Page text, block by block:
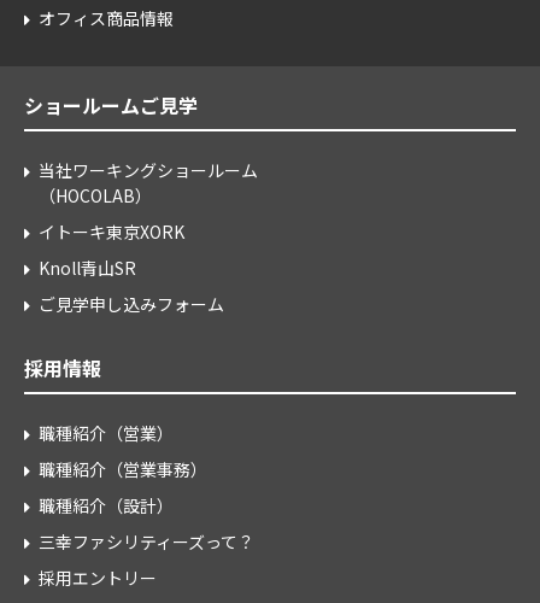
オフィス商品情報
ショールームご見学
当社ワーキングショールーム
（HOCOLAB）
イトーキ東京XORK
Knoll青山SR
ご見学申し込みフォーム
採用情報
職種紹介（営業）
職種紹介（営業事務）
職種紹介（設計）
三幸ファシリティーズって？
採用エントリー